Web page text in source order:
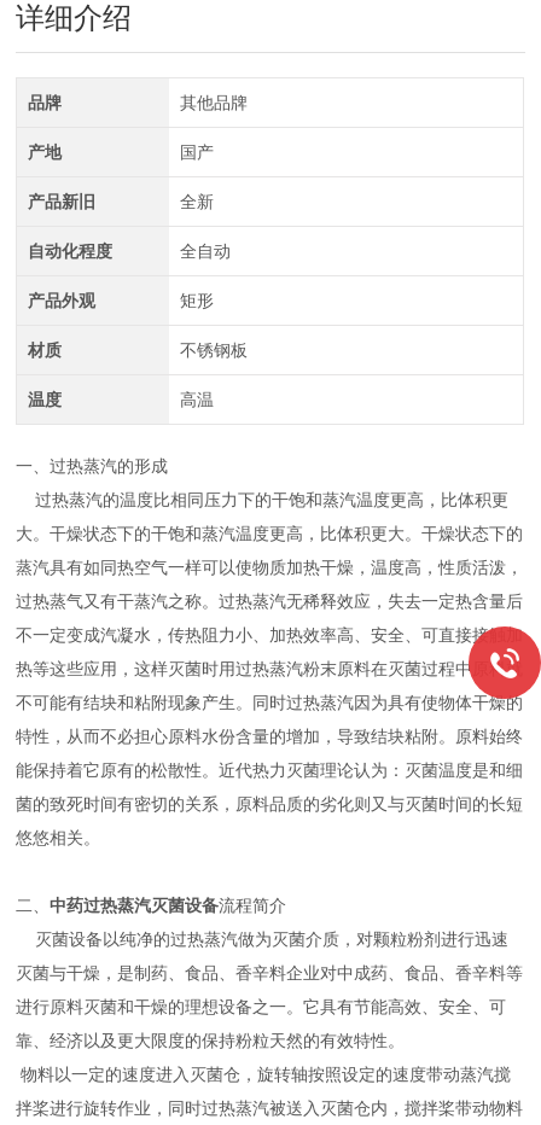
详细介绍
品牌 其他品牌
产地 国产
产品新旧 全新
自动化程度 全自动
产品外观 矩形
材质 不锈钢板
温度 高温
一、过热蒸汽的形成
过热蒸汽的温度比相同压力下的干饱和蒸汽温度更高，比体积更
大。干燥状态下的干饱和蒸汽温度更高，比体积更大。干燥状态下的
蒸汽具有如同热空气一样可以使物质加热干燥，温度高，性质活泼，
过热蒸气又有干蒸汽之称。过热蒸汽无稀释效应，失去一定热含量后
不一定变成汽凝水，传热阻力小、加热效率高、安全、可直接接触加
热等这些应用，这样灭菌时用过热蒸汽粉末原料在灭菌过程中原料就
不可能有结块和粘附现象产生。同时过热蒸汽因为具有使物体干燥的
特性，从而不必担心原料水份含量的增加，导致结块粘附。原料始终
能保持着它原有的松散性。近代热力灭菌理论认为：灭菌温度是和细
菌的致死时间有密切的关系，原料品质的劣化则又与灭菌时间的长短
悠悠相关。
二、中药过热蒸汽灭菌设备流程简介
灭菌设备以纯净的过热蒸汽做为灭菌介质，对颗粒粉剂进行迅速
灭菌与干燥，是制药、食品、香辛料企业对中成药、食品、香辛料等
进行原料灭菌和干燥的理想设备之一。它具有节能高效、安全、可
靠、经济以及更大限度的保持粉粒天然的有效特性。
物料以一定的速度进入灭菌仓，旋转轴按照设定的速度带动蒸汽搅
拌桨进行旋转作业，同时过热蒸汽被送入灭菌仓内，搅拌桨带动物料